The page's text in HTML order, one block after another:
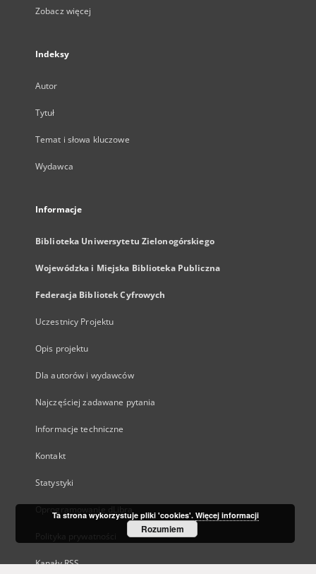
Zobacz więcej
Indeksy
Autor
Tytuł
Temat i słowa kluczowe
Wydawca
Informacje
Biblioteka Uniwersytetu Zielonogórskiego
Wojewódzka i Miejska Biblioteka Publiczna
Federacja Bibliotek Cyfrowych
Uczestnicy Projektu
Opis projektu
Dla autorów i wydawców
Najczęściej zadawane pytania
Informacje techniczne
Kontakt
Statystyki
Oprogramowanie dLibra
Polityka prywatności
Kanały RSS
Ta strona wykorzystuje pliki 'cookies'. Więcej informacji
Rozumiem